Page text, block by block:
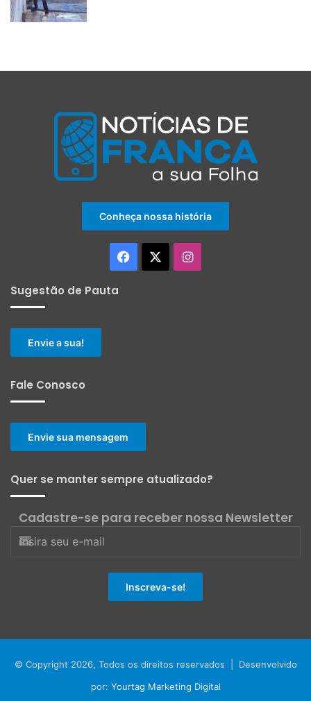
Conheça nossa história
Facebook Instagram
Sugestão de Pauta
Envie a sua!
Fale Conosco
Envie sua mensagem
Quer se manter sempre atualizado?
Cadastre-se para receber nossa Newsletter
© Copyright 2026, Todos os direitos reservados | Desenvolvido
por: Yourtag Marketing Digital